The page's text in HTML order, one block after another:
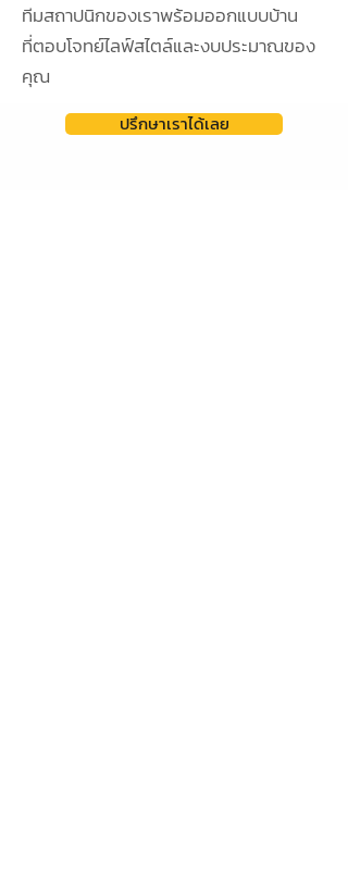
ทีมสถาปนิกของเราพร้อมออกแบบบ้าน
ที่ตอบโจทย์ไลฟ์สไตล์และงบประมาณของ
คุณ
ปรึกษาเราได้เลย